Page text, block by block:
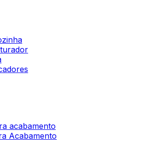
acabamento
Acabamento